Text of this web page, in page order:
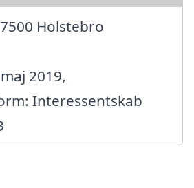
Holstebro
2019,
Interessentskab